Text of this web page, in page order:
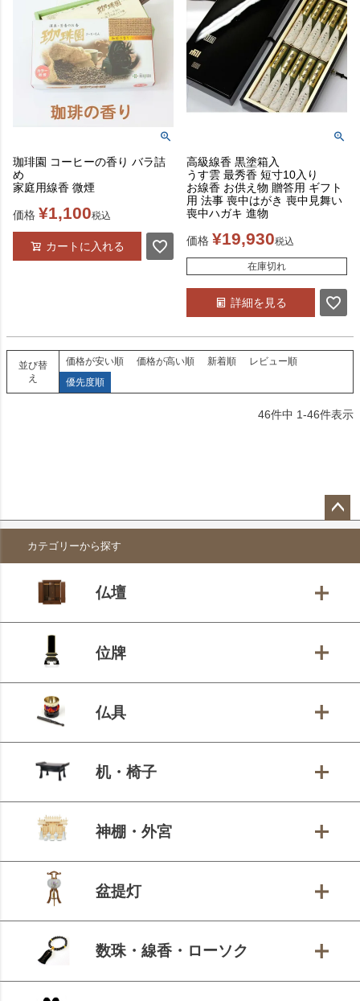
珈琲園 コーヒーの香り バラ詰
め
家庭用線香 微煙
価格 ¥1,100税込
カートに入れる
高級線香 黒塗箱入
うす雲 最秀香 短寸10入り
お線香 お供え物 贈答用 ギフト
用 法事 喪中はがき 喪中見舞い
喪中ハガキ 進物
価格 ¥19,930税込
在庫切れ
詳細を見る
並び替
え
価格が安い順 価格が高い順 新着順
レビュー順
優先度順
46件中 1-46件表示
ペー
ップ
カテゴリーから探す
仏壇
位牌
仏具
机・椅子
神棚・外宮
盆提灯
数珠・線香・ローソク